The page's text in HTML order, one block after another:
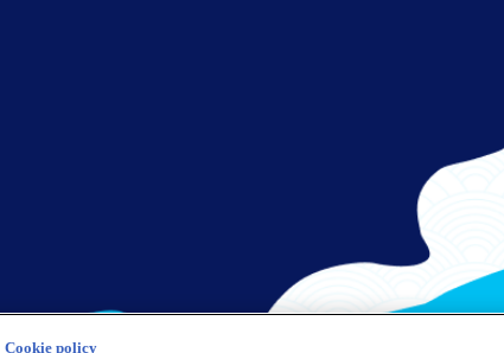
Cookie policy